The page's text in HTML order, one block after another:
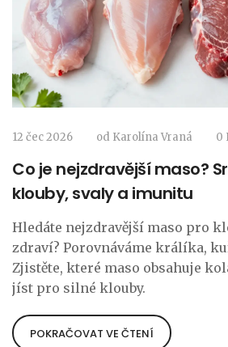
12 čec 2026 od Karolína Vraná 0
Co je nejzdravější maso?
klouby, svaly a imunitu
Hledáte nejzdravější maso pro
zdraví? Porovnáváme králíka,
Zjistěte, které maso obsahuje
jíst pro silné klouby.
POKRAČOVAT VE ČTENÍ